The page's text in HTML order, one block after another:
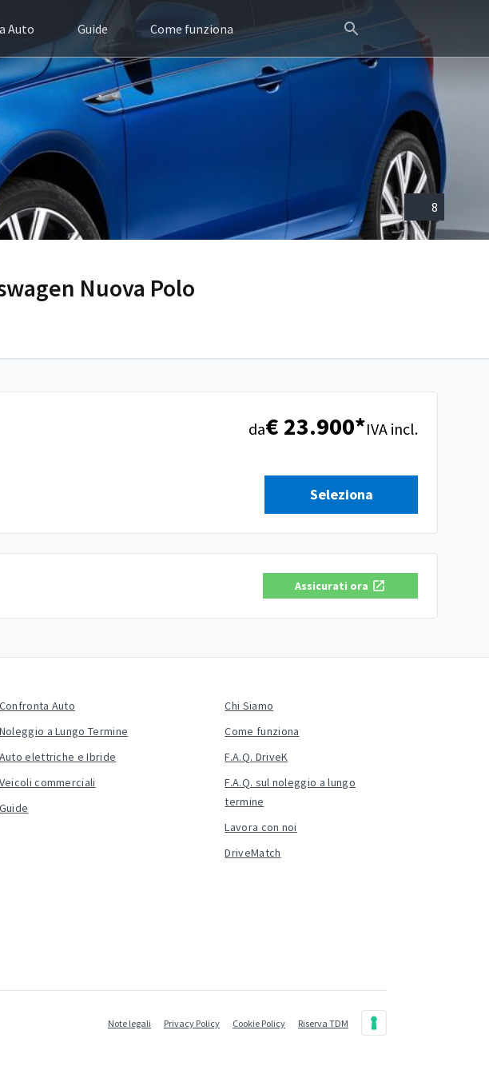
Auto Guide Come funziona
8
Nuova Polo
da€ 23.900*IVA incl.
Seleziona
Assicurati ora
Confronta Auto
Noleggio a Lungo Termine
Auto elettriche e Ibride
Veicoli commerciali
Guide
Chi Siamo
Come funziona
F.A.Q. DriveK
F.A.Q. sul noleggio a lungo
termine
Lavora con noi
DriveMatch
Note legali Privacy Policy Cookie Policy Riserva TDM